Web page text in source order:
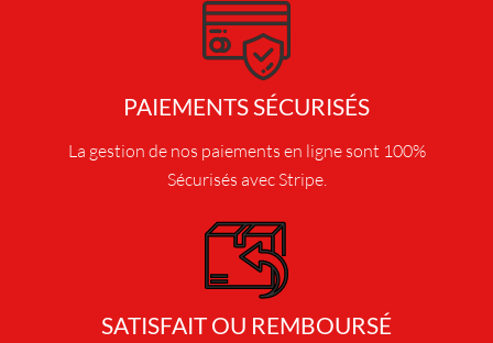
i
t
p
u
s
e
r
v
PAIEMENTS SÉCURISÉS
La gestion de nos paiements en ligne sont 100%
Sécurisés avec Stripe.
SATISFAIT OU REMBOURSÉ